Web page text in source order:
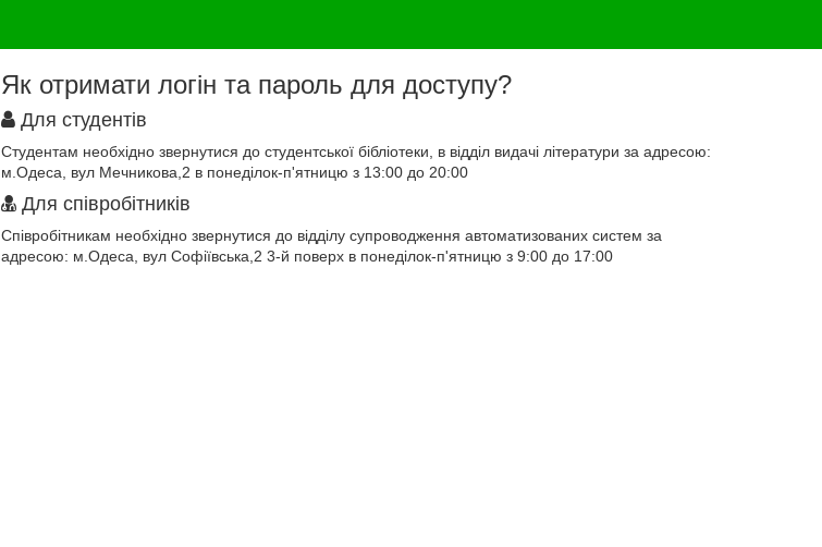
Як отримати логін та пароль для доступу?
Для студентів
Студентам необхідно звернутися до студентської бібліотеки, в відділ видачі літератури за адресою:
м.Одеса, вул Мечникова,2 в понеділок-п'ятницю з 13:00 до 20:00
Для співробітників
Співробітникам необхідно звернутися до відділу супроводження автоматизованих систем за
адресою: м.Одеса, вул Софіївська,2 3-й поверх в понеділок-п'ятницю з 9:00 до 17:00